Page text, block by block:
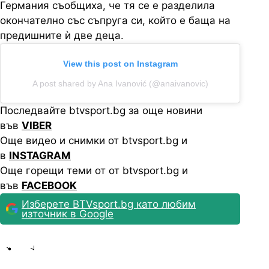
Германия съобщиха, че тя се е разделила
окончателно със съпруга си, който е баща на
предишните ѝ две деца.
View this post on Instagram
A post shared by Ana Ivanović (@anaivanovic)
Последвайте btvsport.bg за още новини
във VIBER
Още видео и снимки от btvsport.bg и
в INSTAGRAM
Още горещи теми от от btvsport.bg и
във FACEBOOK
Изберете BTVsport.bg като любим
източник в Google